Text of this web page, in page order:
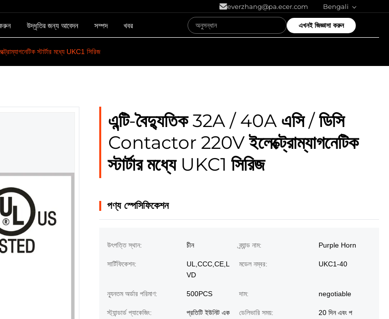
everzhang@pa.ecer.com Bengali
উদ্ধৃতির জন্য আবেদন সম্পদ খবর এখনই জিজ্ঞাসা করুন
স্টার্টার মধ্যে UKC1 সিরিজ
এন্টি-বৈদ্যুতিক 32A / 40A এসি / ডিসি
Contactor 220V ইলেক্ট্রোম্যাগনেটিক
স্টার্টার মধ্যে UKC1 সিরিজ
পণ্য স্পেসিফিকেশন
উৎপত্তি স্থান: চীন ব্র্যান্ড নাম: Purple Horn
সার্টিফিকেশন:
UL,CCC,CE,L
VD
মডেল নম্বর: UKC1-40
ন্যূনতম অর্ডার পরিমাণ: 500PCS দাম: negotiable
স্ট্যান্ডার্ড প্যাকেজিং:
প্রতিটি ইউনিট এক
ডেলিভারি সময়:
20 দিন এবং প